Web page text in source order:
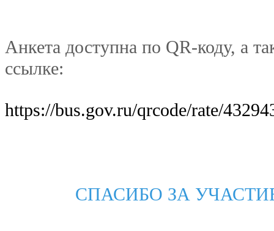
Анкета доступна по QR-коду, а
ссылке:
https://bus.gov.ru/qrcode/rate/
СПАСИБО ЗА